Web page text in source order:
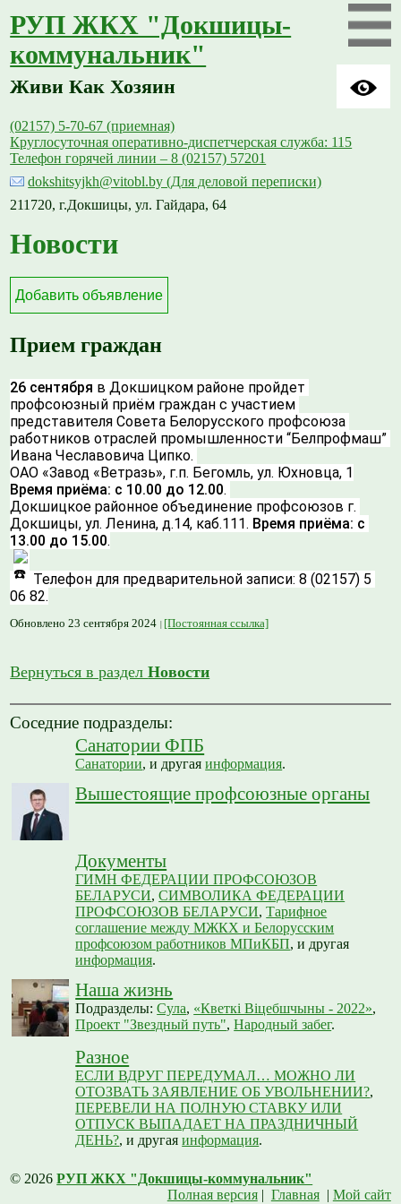
РУП ЖКХ "Докшицы-
коммунальник"
Живи Как Хозяин
(02157) 5-70-67 (приемная)
Круглосуточная оперативно-диспетчерская служба: 115
Телефон горячей линии – 8 (02157) 57201
dokshitsyjkh@vitobl.by (Для деловой переписки)
211720, г.Докшицы, ул. Гайдара, 64
Новости
Добавить объявление
Прием граждан
26 сентября в Докшицком районе пройдет
профсоюзный приём граждан с участием
представителя Совета Белорусского профсоюза
работников отраслей промышленности “Белпрофмаш”
Ивана Чеславовича Ципко.
ОАО «Завод «Ветразь», г.п. Бегомль, ул. Юхновца, 1
Время приёма: с 10.00 до 12.00.
Докшицкое районное объединение профсоюзов г.
Докшицы, ул. Ленина, д.14, каб.111. Время приёма: с
13.00 до 15.00.
Телефон для предварительной записи: 8 (02157) 5
06 82.
Обновлено 23 сентября 2024 [Постоянная ссылка]
Вернуться в разделНовости
Соседние подразделы:
Санатории ФПБ
Санатории, и другаяинформация.
Вышестоящие профсоюзные органы
Документы
ГИМН ФЕДЕРАЦИИ ПРОФСОЮЗОВ
БЕЛАРУСИ,СИМВОЛИКА ФЕДЕРАЦИИ
ПРОФСОЮЗОВ БЕЛАРУСИ,Тарифное
соглашение между МЖКХ и Белорусским
профсоюзом работников МПиКБП, и другая
информация.
Наша жизнь
Подразделы:Сула, «Кветкі Віцебшчыны - 2022»,
Проект "Звездный путь",Народный забег.
Разное
ЕСЛИ ВДРУГ ПЕРЕДУМАЛ… МОЖНО ЛИ
ОТОЗВАТЬ ЗАЯВЛЕНИЕ ОБ УВОЛЬНЕНИИ?,
ПЕРЕВЕЛИ НА ПОЛНУЮ СТАВКУ ИЛИ
ОТПУСК ВЫПАДАЕТ НА ПРАЗДНИЧНЫЙ
ДЕНЬ?, и другаяинформация.
© 2026РУП ЖКХ "Докшицы-коммунальник"
Полная версия| Главная| Мой сайт